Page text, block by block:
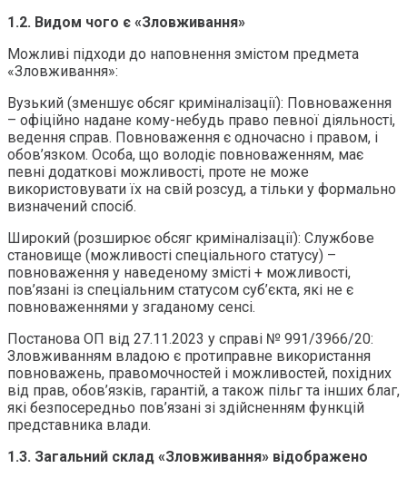
1.2. Видом чого є «Зловживання»
Можливі підходи до наповнення змістом предмета
«Зловживання»:
Вузький (зменшує обсяг криміналізації): Повноваження
– офіційно надане кому-небудь право певної діяльності,
ведення справ. Повноваження є одночасно і правом, і
обов’язком. Особа, що володіє повноваженням, має
певні додаткові можливості, проте не може
використовувати їх на свій розсуд, а тільки у формально
визначений спосіб.
Широкий (розширює обсяг криміналізації): Службове
становище (можливості спеціального статусу) –
повноваження у наведеному змісті + можливості,
пов’язані із спеціальним статусом суб’єкта, які не є
повноваженнями у згаданому сенсі.
Постанова ОП від 27.11.2023 у справі № 991/3966/20:
Зловживанням владою є протиправне використання
повноважень, правомочностей і можливостей, похідних
від прав, обов’язків, гарантій, а також пільг та інших благ,
які безпосередньо пов’язані зі здійсненням функцій
представника влади.
1.3. Загальний склад «Зловживання» відображено